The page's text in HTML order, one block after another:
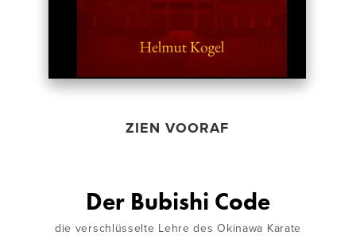
ZIEN VOORAF
Der Bubishi Code
die verschlüsselte Lehre des Okinawa Karate